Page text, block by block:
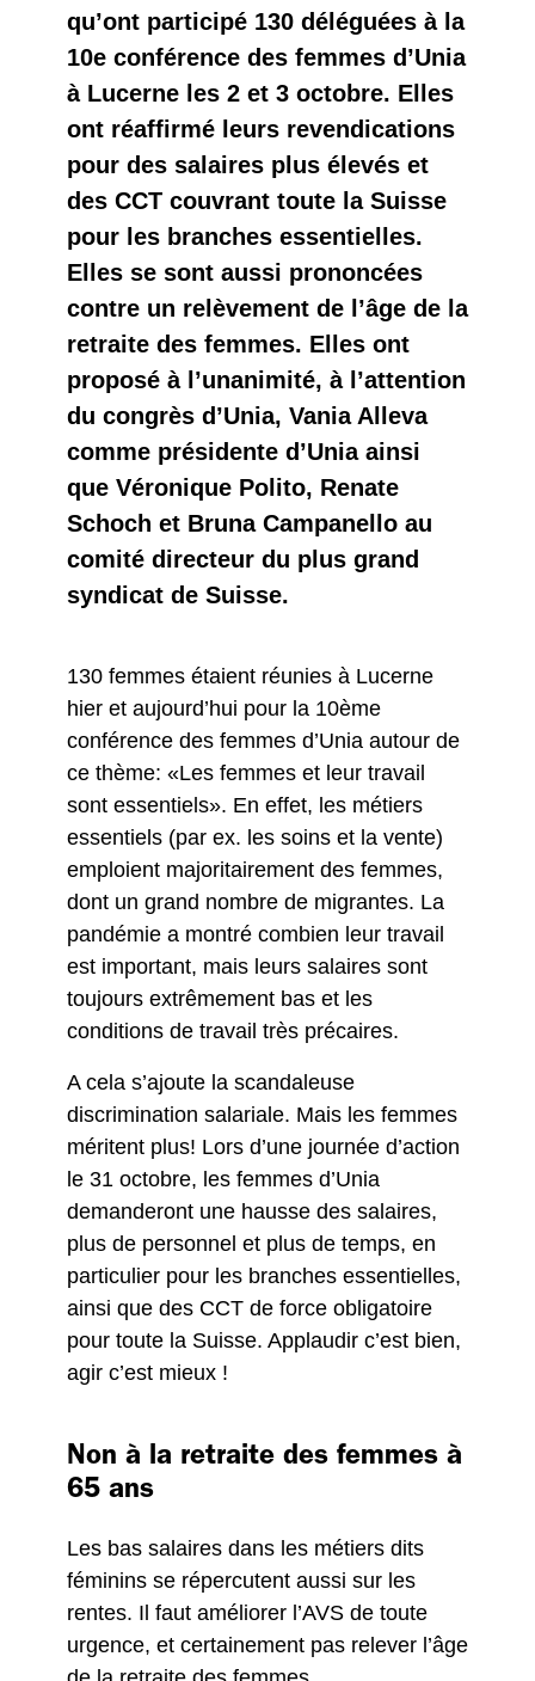
qu’ont participé 130 déléguées à la
10e conférence des femmes d’Unia
à Lucerne les 2 et 3 octobre. Elles
ont réaffirmé leurs revendications
pour des salaires plus élevés et
des CCT couvrant toute la Suisse
pour les branches essentielles.
Elles se sont aussi prononcées
contre un relèvement de l’âge de la
retraite des femmes. Elles ont
proposé à l’unanimité, à l’attention
du congrès d’Unia, Vania Alleva
comme présidente d’Unia ainsi
que Véronique Polito, Renate
Schoch et Bruna Campanello au
comité directeur du plus grand
syndicat de Suisse.
130 femmes étaient réunies à Lucerne
hier et aujourd’hui pour la 10ème
conférence des femmes d’Unia autour de
ce thème: «Les femmes et leur travail
sont essentiels». En effet, les métiers
essentiels (par ex. les soins et la vente)
emploient majoritairement des femmes,
dont un grand nombre de migrantes. La
pandémie a montré combien leur travail
est important, mais leurs salaires sont
toujours extrêmement bas et les
conditions de travail très précaires.
A cela s’ajoute la scandaleuse
discrimination salariale. Mais les femmes
méritent plus! Lors d’une journée d’action
le 31 octobre, les femmes d’Unia
demanderont une hausse des salaires,
plus de personnel et plus de temps, en
particulier pour les branches essentielles,
ainsi que des CCT de force obligatoire
pour toute la Suisse. Applaudir c’est bien,
agir c’est mieux !
Non à la retraite des femmes à
65 ans
Les bas salaires dans les métiers dits
féminins se répercutent aussi sur les
rentes. Il faut améliorer l’AVS de toute
urgence, et certainement pas relever l’âge